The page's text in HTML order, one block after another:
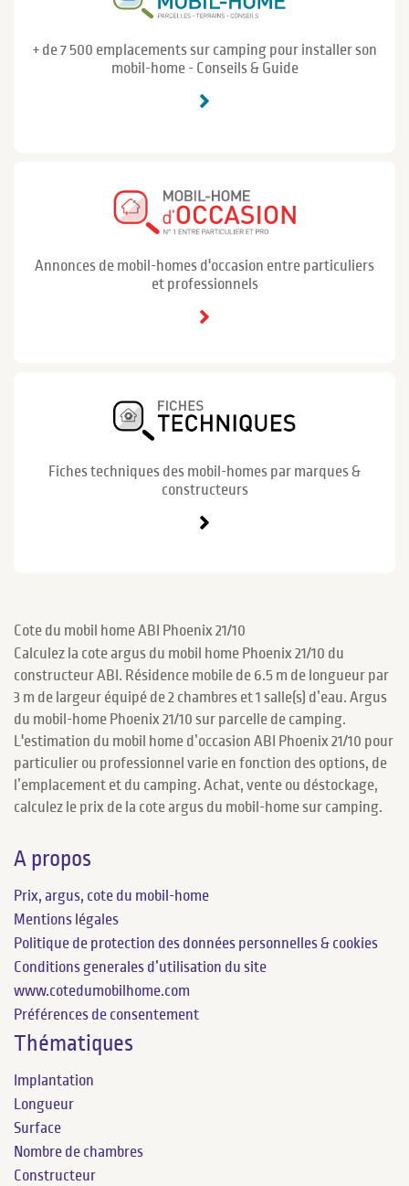
+ de 7 500 emplacements sur camping pour installer son
mobil-home - Conseils & Guide
Annonces de mobil-homes d'occasion entre particuliers
et professionnels
Fiches techniques des mobil-homes par marques &
constructeurs
Cote du mobil home ABI Phoenix 21/10
Calculez la cote argus du mobil home Phoenix 21/10 du
constructeur ABI. Résidence mobile de 6.5 m de longueur par
3 m de largeur équipé de 2 chambres et 1 salle(s) d’eau. Argus
du mobil-home Phoenix 21/10 sur parcelle de camping.
L'estimation du mobil home d’occasion ABI Phoenix 21/10 pour
particulier ou professionnel varie en fonction des options, de
l’emplacement et du camping. Achat, vente ou déstockage,
calculez le prix de la cote argus du mobil-home sur camping.
A propos
Prix, argus, cote du mobil-home
Mentions légales
Politique de protection des données personnelles & cookies
Conditions generales d’utilisation du site
www.cotedumobilhome.com
Préférences de consentement
Thématiques
Implantation
Longueur
Surface
Nombre de chambres
Constructeur